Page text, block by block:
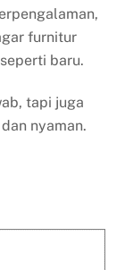
furnitur
baru.
tapi juga
nyaman.